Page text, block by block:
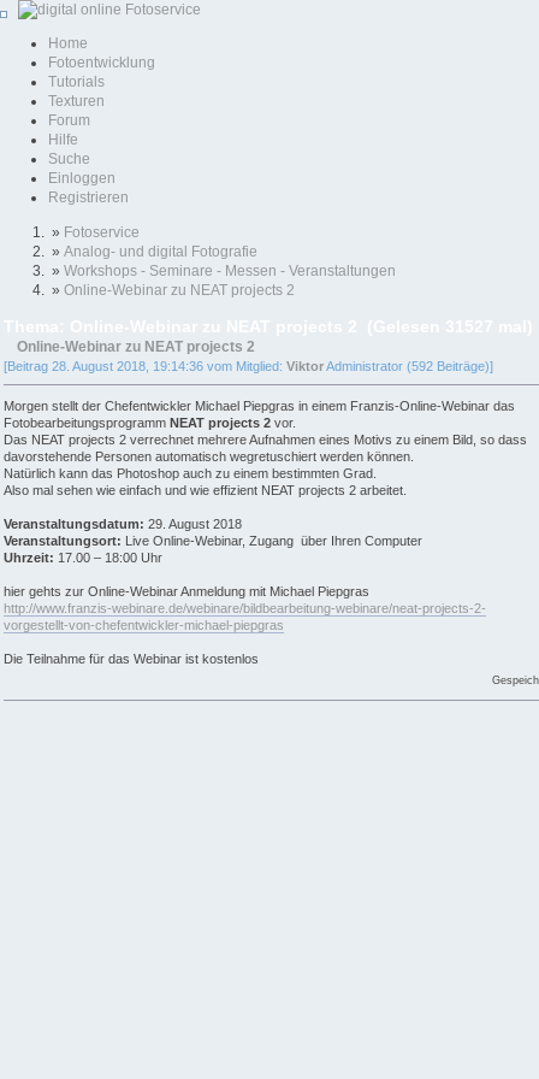
Home
Fotoentwicklung
Tutorials
Texturen
Forum
Hilfe
Suche
Einloggen
Registrieren
» Fotoservice
» Analog- und digital Fotografie
» Workshops - Seminare - Messen - Veranstaltungen
» Online-Webinar zu NEAT projects 2
Online-Webinar zu NEAT projects 2
[Beitrag 28. August 2018, 19:14:36 vom Mitglied: ViktorAdministrator (592 Beiträge)]
Morgen stellt der Chefentwickler Michael Piepgras in einem Franzis-Online-Webinar das
Fotobearbeitungsprogramm NEAT projects 2 vor.
Das NEAT projects 2 verrechnet mehrere Aufnahmen eines Motivs zu einem Bild, so dass
davorstehende Personen automatisch wegretuschiert werden können.
Natürlich kann das Photoshop auch zu einem bestimmten Grad.
Also mal sehen wie einfach und wie effizient NEAT projects 2 arbeitet.
Veranstaltungsdatum: 29. August 2018
Veranstaltungsort: Live Online-Webinar, Zugang über Ihren Computer
Uhrzeit: 17.00 – 18:00 Uhr
hier gehts zur Online-Webinar Anmeldung mit Michael Piepgras
http://www.franzis-webinare.de/webinare/bildbearbeitung-webinare/neat-projects-2-
vorgestellt-von-chefentwickler-michael-piepgras
Die Teilnahme für das Webinar ist kostenlos